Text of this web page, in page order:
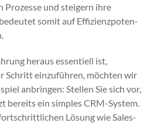
Prozesse und steigern ihre
somit auf Effizien­zpo­ten­
her­aus essen­tiell ist,
Schritt einzuführen, möcht­en wir
anbrin­gen: Stellen Sie sich vor,
bere­its ein sim­ples CRM-Sys­tem.
Lösung wie Sales­